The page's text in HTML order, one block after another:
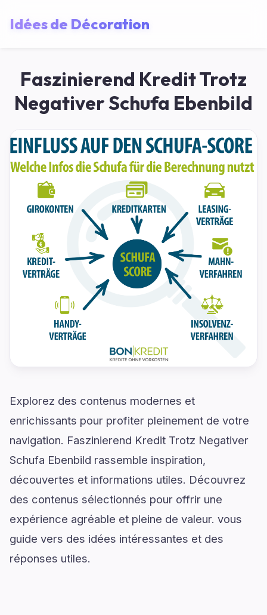
Idées de Décoration
Faszinierend Kredit Trotz
Negativer Schufa Ebenbild
Explorez des contenus modernes et
enrichissants pour profiter pleinement de votre
navigation. Faszinierend Kredit Trotz Negativer
Schufa Ebenbild rassemble inspiration,
découvertes et informations utiles. Découvrez
des contenus sélectionnés pour offrir une
expérience agréable et pleine de valeur. vous
guide vers des idées intéressantes et des
réponses utiles.